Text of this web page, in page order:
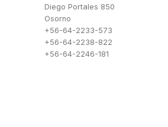
Diego Portales 850
Osorno
+56-64-2233-573
+56-64-2238-822
+56-64-2246-181